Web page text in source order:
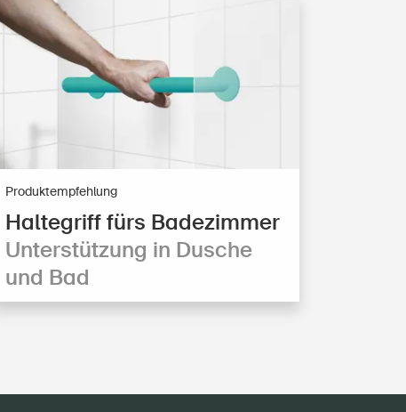
Haltegriff fürs Badezimmer
Unterstützung in Dusche
und Bad
Produktempfehlung